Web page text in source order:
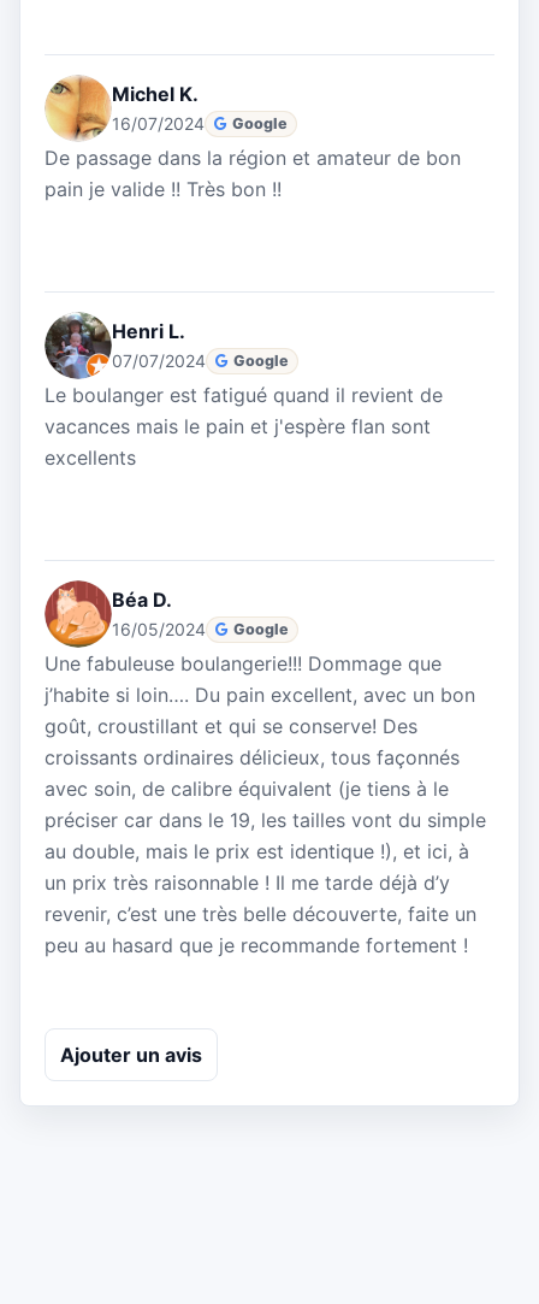
Michel K.
16/07/2024 Google
De passage dans la région et amateur de bon
pain je valide !! Très bon !!
Henri L.
07/07/2024 Google
Le boulanger est fatigué quand il revient de
vacances mais le pain et j'espère flan sont
excellents
Béa D.
16/05/2024 Google
Une fabuleuse boulangerie!!! Dommage que
j’habite si loin…. Du pain excellent, avec un bon
goût, croustillant et qui se conserve! Des
croissants ordinaires délicieux, tous façonnés
avec soin, de calibre équivalent (je tiens à le
préciser car dans le 19, les tailles vont du simple
au double, mais le prix est identique !), et ici, à
un prix très raisonnable ! Il me tarde déjà d’y
revenir, c’est une très belle découverte, faite un
peu au hasard que je recommande fortement !
Ajouter un avis